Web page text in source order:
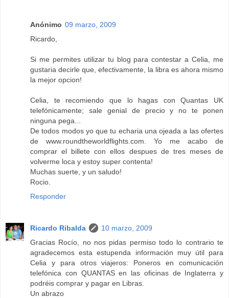
Anónimo 09 marzo, 2009
Ricardo,
Si me permites utilizar tu blog para contestar a Celia, me
gustaria decirle que, efectivamente, la libra es ahora mismo
la mejor opcion!
Celia, te recomiendo que lo hagas con Quantas UK
telefónicamente; sale genial de precio y no te ponen
ninguna pega...
De todos modos yo que tu echaria una ojeada a las ofertes
de www.roundtheworldflights.com. Yo me acabo de
comprar el billete con ellos despues de tres meses de
volverme loca y estoy super contenta!
Muchas suerte, y un saludo!
Rocio.
Responder
Ricardo Ribalda
10 marzo, 2009
Gracias Rocío, no nos pidas permiso todo lo contrario te
agradecemos esta estupenda información muy útil para
Celia y para otros viajeros: Poneros en comunicación
telefónica con QUANTAS en las oficinas de Inglaterra y
podréis comprar y pagar en Libras.
Un abrazo